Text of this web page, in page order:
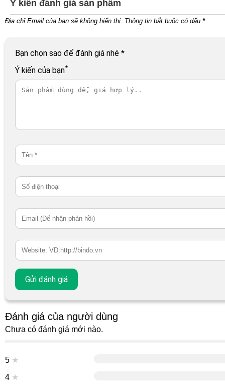
Ý kiến đánh giá sản phẩm
Địa chỉ Email của bạn sẽ không hiển thị. Thông tin bắt buộc có dấu *
Bạn chọn sao để đánh giá nhé *
Ý kiến của bạn*
Đánh giá của người dùng
Chưa có đánh giá mới nào.
5 ★
4 ★